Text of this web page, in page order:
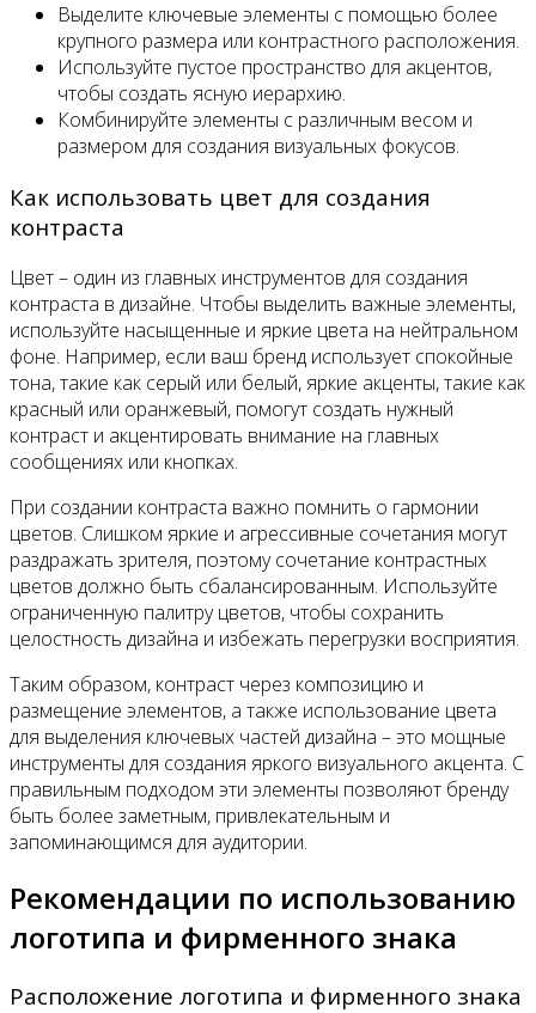
Выделите ключевые элементы с помощью более
крупного размера или контрастного расположения.
Используйте пустое пространство для акцентов,
чтобы создать ясную иерархию.
Комбинируйте элементы с различным весом и
размером для создания визуальных фокусов.
Как использовать цвет для создания
контраста
Цвет – один из главных инструментов для создания
контраста в дизайне. Чтобы выделить важные элементы,
используйте насыщенные и яркие цвета на нейтральном
фоне. Например, если ваш бренд использует спокойные
тона, такие как серый или белый, яркие акценты, такие как
красный или оранжевый, помогут создать нужный
контраст и акцентировать внимание на главных
сообщениях или кнопках.
При создании контраста важно помнить о гармонии
цветов. Слишком яркие и агрессивные сочетания могут
раздражать зрителя, поэтому сочетание контрастных
цветов должно быть сбалансированным. Используйте
ограниченную палитру цветов, чтобы сохранить
целостность дизайна и избежать перегрузки восприятия.
Таким образом, контраст через композицию и
размещение элементов, а также использование цвета
для выделения ключевых частей дизайна – это мощные
инструменты для создания яркого визуального акцента. С
правильным подходом эти элементы позволяют бренду
быть более заметным, привлекательным и
запоминающимся для аудитории.
Рекомендации по использованию
логотипа и фирменного знака
Расположение логотипа и фирменного знака